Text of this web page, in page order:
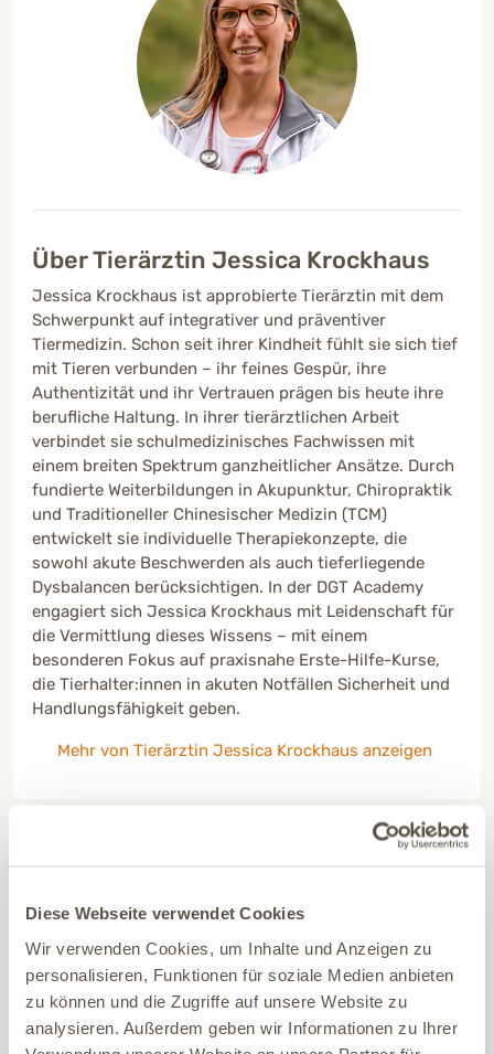
Diese Webseite verwendet Cookies
Wir verwenden Cookies, um Inhalte und Anzeigen zu
personalisieren, Funktionen für soziale Medien anbieten
zu können und die Zugriffe auf unsere Website zu
analysieren. Außerdem geben wir Informationen zu Ihrer
Über Tierärztin Jessica Krockhaus
Jessica Krockhaus ist approbierte Tierärztin mit dem
Schwerpunkt auf integrativer und präventiver
Tiermedizin. Schon seit ihrer Kindheit fühlt sie sich tief
mit Tieren verbunden – ihr feines Gespür, ihre
Authentizität und ihr Vertrauen prägen bis heute ihre
berufliche Haltung. In ihrer tierärztlichen Arbeit
verbindet sie schulmedizinisches Fachwissen mit
einem breiten Spektrum ganzheitlicher Ansätze. Durch
fundierte Weiterbildungen in Akupunktur, Chiropraktik
und Traditioneller Chinesischer Medizin (TCM)
entwickelt sie individuelle Therapiekonzepte, die
sowohl akute Beschwerden als auch tieferliegende
Dysbalancen berücksichtigen. In der DGT Academy
engagiert sich Jessica Krockhaus mit Leidenschaft für
die Vermittlung dieses Wissens – mit einem
besonderen Fokus auf praxisnahe Erste-Hilfe-Kurse,
die Tierhalter:innen in akuten Notfällen Sicherheit und
Handlungsfähigkeit geben.
Mehr von Tierärztin Jessica Krockhaus anzeigen
dienen ausschließlich zu Informations- und Lernzwecken im Bereich
Tiergesundheit. Sie ersetzen
nicht die individuelle Beratung,
Diagnose oder Behandlung durch eine:n Tierärzt:in
oder andere
qualifizierte Fachpersonen. Bitte zieht im Zweifel immer eine:n
Tierärzt:in hinzu, besonders bei akuten Beschwerden, Unsicherheiten
oder Notfällen. Wir übernehmenkeine Haftung für Schäden oder
Nachteile
, die durch die Anwendung oder Nichtanwendung der